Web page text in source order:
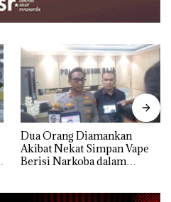
Dua Orang Diamankan
Akibat Nekat Simpan Vape
Berisi Narkoba dalam